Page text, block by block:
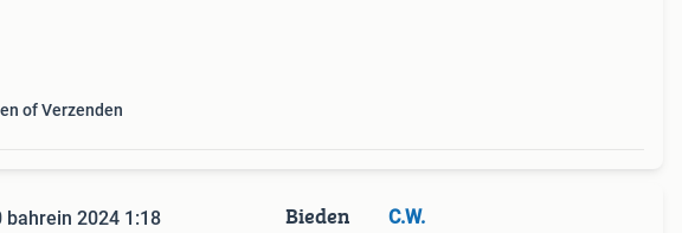
of Verzenden
bahrein 2024 1:18
Bieden C.W.